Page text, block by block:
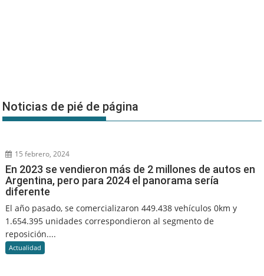
Noticias de pié de página
15 febrero, 2024
En 2023 se vendieron más de 2 millones de autos en
Argentina, pero para 2024 el panorama sería
diferente
El año pasado, se comercializaron 449.438 vehículos 0km y
1.654.395 unidades correspondieron al segmento de
reposición....
Actualidad